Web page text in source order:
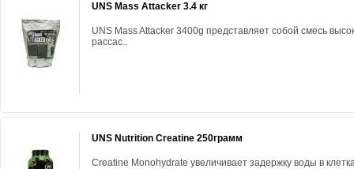
UNS Mass Attacker 3.4 кг
UNS Mass Attacker 3400g представляет собой смесь
рассас..
UNS Nutrition Creatine 250грамм
Creatine Monohydrate увеличивает задержку воды в